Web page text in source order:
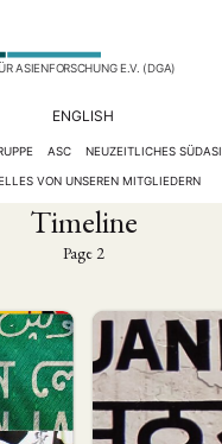
ASIENFORSCHUNG E.V. (DGA)
ENGLISH
ASC NEUZEITLICHES
VON UNSEREN MITGLIEDERN
Timeline
Page 2